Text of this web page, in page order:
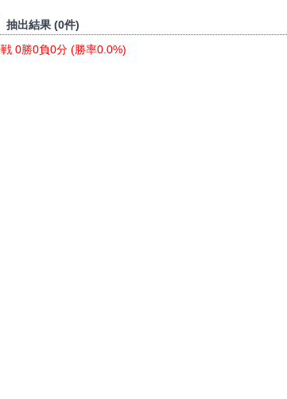
抽出結果 (0件)
0勝0負0分 (勝率0.0%)